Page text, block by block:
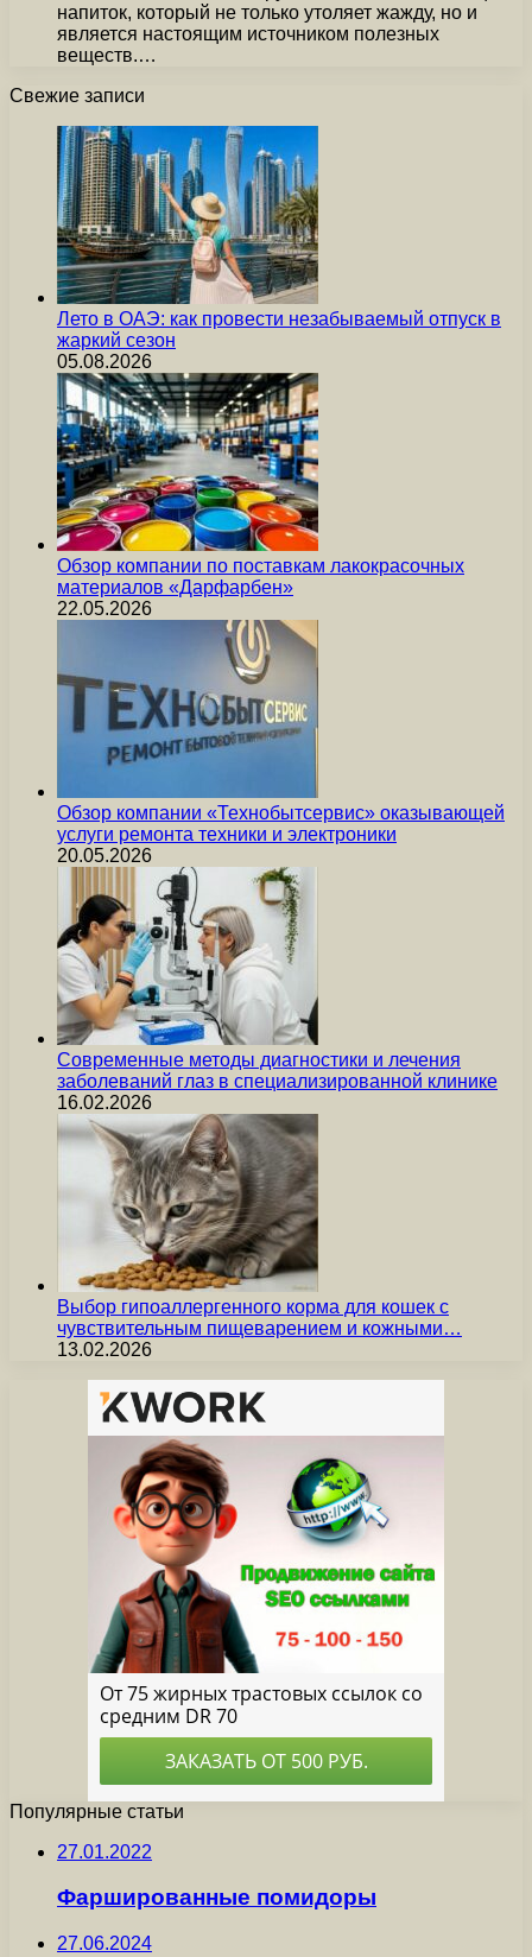
напиток, который не только утоляет жажду, но и
является настоящим источником полезных
веществ.…
Свежие записи
Лето в ОАЭ: как провести незабываемый отпуск в
жаркий сезон
05.08.2026
Обзор компании по поставкам лакокрасочных
материалов «Дарфарбен»
22.05.2026
Обзор компании «Технобытсервис» оказывающей
услуги ремонта техники и электроники
20.05.2026
Современные методы диагностики и лечения
заболеваний глаз в специализированной клинике
16.02.2026
Выбор гипоаллергенного корма для кошек с
чувствительным пищеварением и кожными…
13.02.2026
Популярные статьи
27.01.2022
Фаршированные помидоры
27.06.2024